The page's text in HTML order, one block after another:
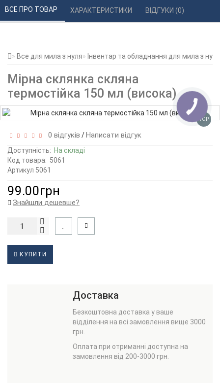
Все для мила з нуля Інвентар та обладнання для мила з нуля
Мірна склянка скляна
термостійка 150 мл (висока)
ВСЕ ПРО ТОВАР ХАРАКТЕРИСТИКИ ВІДГУКИ (0)
TOP
0 відгуків /Написати відгук
Доступність: На складі
Код товара: 5061
Артикул 5061
99.00грн
Знайшли дешевше?
КУПИТИ
Доставка
Безкоштовна доставка у ваше
відділення на всі замовлення вище 3000
грн.
Оплата при отриманні доступна на
замовлення від 200-3000 грн.